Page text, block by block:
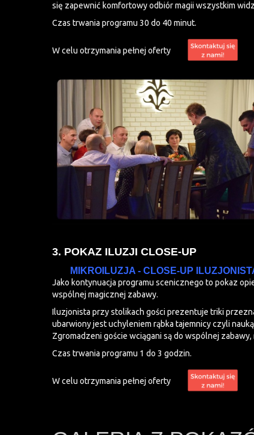
się zapewnić komfortowy odbiór magii wszystkim
Czas trwania programu 30 do 40 minut.
W celu otrzymania pełnej oferty
3. POKAZ ILUZJI CLOSE-UP
MIKROILUZJA - CLOSE-UP
Jako kontynuacja programu scenicznego to pokaz
wspólnej magicznej zabawy.
Iluzjonista przy stolikach gości prezentuje triki
ubarwiony jest uchyleniem rąbka tajemnicy czyli
Zgromadzeni goście wciągani są do wspólnej
Czas trwania programu 1 do 3 godzin.
W celu otrzymania pełnej oferty